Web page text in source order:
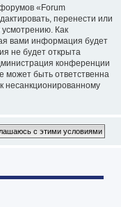
«Forum
перенести или
Как
вами информация будет
не будет открыта
конференции
может быть ответственна
несанкционированному